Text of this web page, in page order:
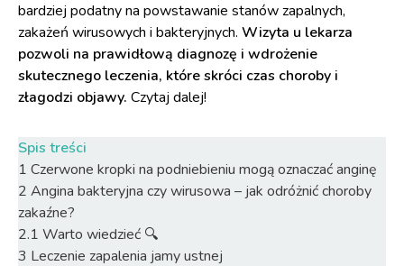
bardziej podatny na powstawanie stanów zapalnych,
zakażeń wirusowych i bakteryjnych. Wizyta u lekarza
pozwoli na prawidłową diagnozę i wdrożenie
skutecznego leczenia, które skróci czas choroby i
złagodzi objawy. Czytaj dalej!
Spis treści
1 Czerwone kropki na podniebieniu mogą oznaczać anginę
2 Angina bakteryjna czy wirusowa – jak odróżnić choroby
zakaźne?
2.1 Warto wiedzieć 🔍
3 Leczenie zapalenia jamy ustnej